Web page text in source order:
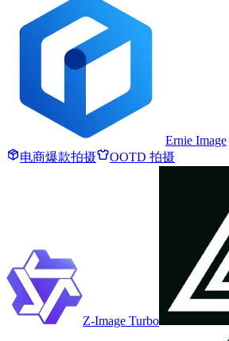
Ernie Image
电商爆款拍摄
OOTD 拍摄
Z-Image Turbo